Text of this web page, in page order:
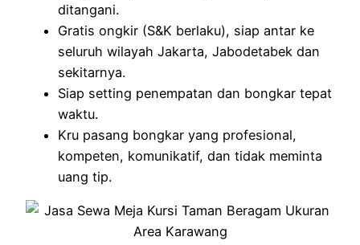
ditangani.
Gratis ongkir (S&K berlaku), siap antar ke
seluruh wilayah Jakarta, Jabodetabek dan
sekitarnya.
Siap setting penempatan dan bongkar tepat
waktu.
Kru pasang bongkar yang profesional,
kompeten, komunikatif, dan tidak meminta
uang tip.